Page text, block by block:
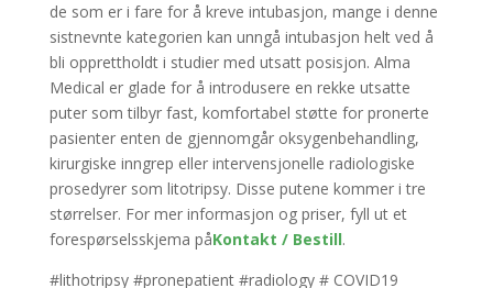
de som er i fare for å kreve intubasjon, mange i denne
sistnevnte kategorien kan unngå intubasjon helt ved å
bli opprettholdt i studier med utsatt posisjon. Alma
Medical er glade for å introdusere en rekke utsatte
puter som tilbyr fast, komfortabel støtte for pronerte
pasienter enten de gjennomgår oksygenbehandling,
kirurgiske inngrep eller intervensjonelle radiologiske
prosedyrer som litotripsy. Disse putene kommer i tre
størrelser. For mer informasjon og priser, fyll ut et
forespørselsskjema påKontakt / Bestill.
#lithotripsy #pronepatient #radiology # COVID19